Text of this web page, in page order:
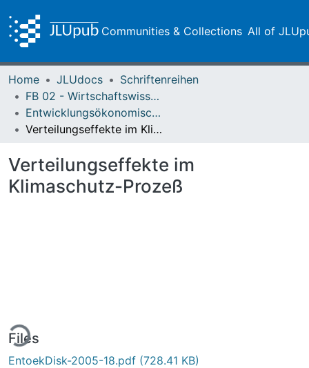
Communities & Collections All of
Home JLUdocs
Schriftenreihen
FB 02 - Wirtschaftswissenschaften
Entwicklungsökonomische Diskussionsbeiträge
Verteilungseffekte im Klimaschutz-Prozeß
Verteilungseffekte im
Klimaschutz-Prozeß
Files
EntoekDisk-2005-18.pdf (728.41 KB)